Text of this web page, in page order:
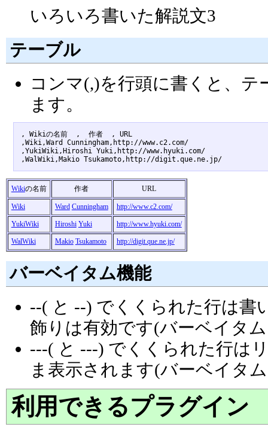
いろいろ書いた解説文3
テーブル
コンマ(,)を行頭に書くと、
ます。
, Wikiの名前  ,  作者  , URL
,Wiki,Ward Cunningham,http://www.c2.com/
,YukiWiki,Hiroshi Yuki,http://www.hyuki.com/
,WalWiki,Makio Tsukamoto,http://digit.que.ne.jp/
Wikiの名前 作者 URL
Wiki Ward Cunningham http://www.c2.com/
YukiWiki Hiroshi Yuki http://www.hyuki.com/
WalWiki Makio Tsukamoto http://digit.que.ne.jp/
バーベイタム機能
--( と --) でくくられた行は書
飾りは有効です(バーベイタ
---( と ---) でくくられた行は
ま表示されます(バーベイタ
利用できるプラグイン